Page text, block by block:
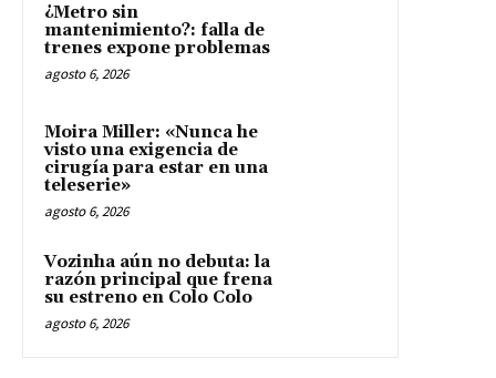
¿Metro sin
mantenimiento?: falla de
trenes expone problemas
agosto 6, 2026
Moira Miller: «Nunca he
visto una exigencia de
cirugía para estar en una
teleserie»
agosto 6, 2026
Vozinha aún no debuta: la
razón principal que frena
su estreno en Colo Colo
agosto 6, 2026